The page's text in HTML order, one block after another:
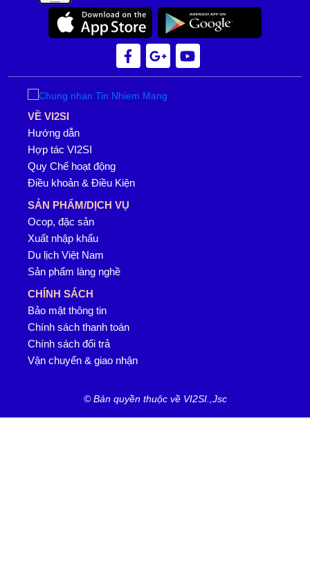
VỀ VI2SI
Hướng dẫn
Hợp tác VI2SI
Quy Chế hoạt động
Điều khoản & Điều Kiện
SẢN PHẨM/DỊCH VỤ
Ocop, đặc sản
Xuất nhập khẩu
Du lịch Việt Nam
Sản phẩm làng nghề
CHÍNH SÁCH
Bảo mật thông tin
Chính sách thanh toán
Chính sách đổi trả
Vận chuyển & giao nhận
© Bản quyền thuộc về VI2SI.,Jsc